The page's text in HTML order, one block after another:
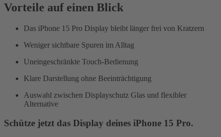
Vorteile auf einen Blick
Das iPhone 15 Pro Display bleibt länger frei von Kratzern
Weniger sichtbare Spuren im Alltag
Uneingeschränkte Touch-Bedienung
Klare Darstellung ohne Beeinträchtigung
Auswahl zwischen Displayschutz Glas und flexibler
Alternative
Schütze jetzt das Display deines iPhone 15 Pro.